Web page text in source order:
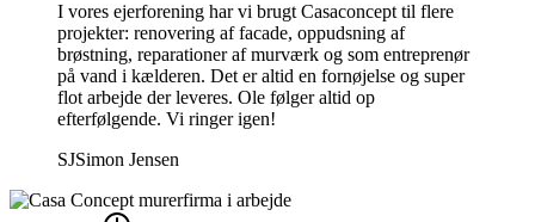
I vores ejerforening har vi brugt Casaconcept til flere
projekter: renovering af facade, oppudsning af
brøstning, reparationer af murværk og som entreprenør
på vand i kælderen. Det er altid en fornøjelse og super
flot arbejde der leveres. Ole følger altid op
efterfølgende. Vi ringer igen!
SJSimon Jensen